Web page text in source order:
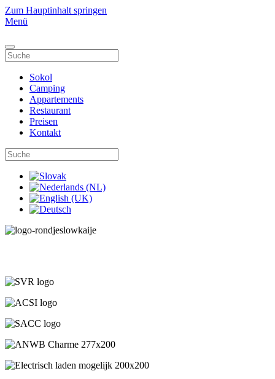
Zum Hauptinhalt springen
Menü
Sokol
Camping
Appartements
Restaurant
Preisen
Kontakt